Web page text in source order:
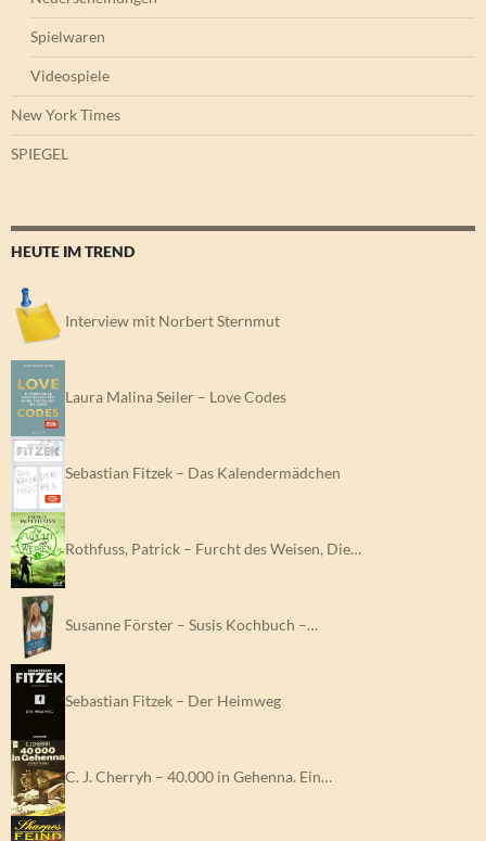
Spielwaren
Videospiele
New York Times
SPIEGEL
HEUTE IM TREND
Interview mit Norbert Sternmut
Laura Malina Seiler – Love Codes
Sebastian Fitzek – Das Kalendermädchen
Rothfuss, Patrick – Furcht des Weisen, Die…
Susanne Förster – Susis Kochbuch –…
Sebastian Fitzek – Der Heimweg
C. J. Cherryh – 40.000 in Gehenna. Ein…